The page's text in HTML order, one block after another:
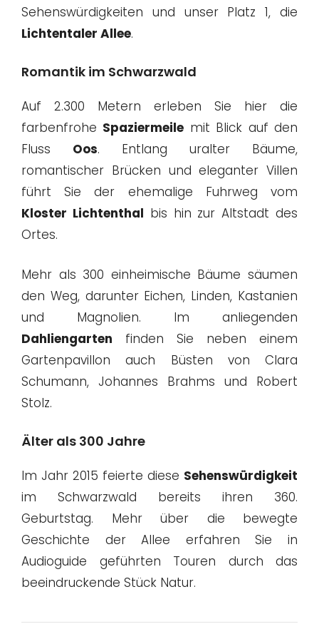
Sehenswürdigkeiten und unser Platz 1, die
Lichtentaler Allee.
Romantik im Schwarzwald
Auf 2.300 Metern erleben Sie hier die
farbenfrohe Spaziermeile mit Blick auf den
Fluss Oos. Entlang uralter Bäume,
romantischer Brücken und eleganter Villen
führt Sie der ehemalige Fuhrweg vom
Kloster Lichtenthal bis hin zur Altstadt des
Ortes.
Mehr als 300 einheimische Bäume säumen
den Weg, darunter Eichen, Linden, Kastanien
und Magnolien. Im anliegenden
Dahliengarten finden Sie neben einem
Gartenpavillon auch Büsten von Clara
Schumann, Johannes Brahms und Robert
Stolz.
Älter als 300 Jahre
Im Jahr 2015 feierte diese Sehenswürdigkeit
im Schwarzwald bereits ihren 360.
Geburtstag. Mehr über die bewegte
Geschichte der Allee erfahren Sie in
Audioguide geführten Touren durch das
beeindruckende Stück Natur.